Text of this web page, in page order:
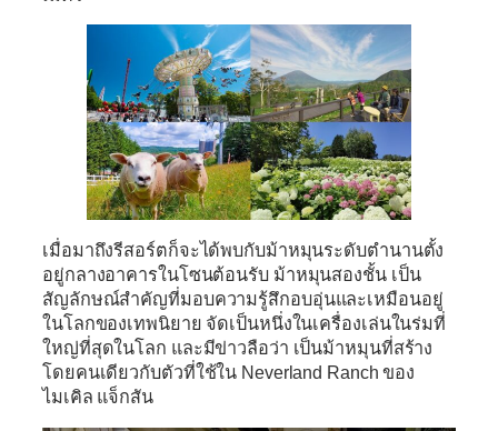
เมื่อมาถึงรีสอร์ตก็จะได้พบกับม้าหมุนระดับตำนานตั้ง
อยู่กลางอาคารในโซนต้อนรับ ม้าหมุนสองชั้นเป็น
สัญลักษณ์สำคัญที่มอบความรู้สึกอบอุ่นและเหมือนอยู่
ในโลกของเทพนิยาย จัดเป็นหนึ่งในเครื่องเล่นในร่มที่
ใหญ่ที่สุดในโลก และมีข่าวลือว่า เป็นม้าหมุนที่สร้าง
โดยคนเดียวกับตัวที่ใช้ใน Neverland Ranch ของ
ไมเคิล แจ็กสัน